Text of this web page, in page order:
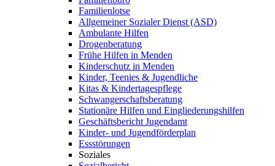
Familienlotse
Allgemeiner Sozialer Dienst (ASD)
Ambulante Hilfen
Drogenberatung
Frühe Hilfen in Menden
Kinderschutz in Menden
Kinder, Teenies & Jugendliche
Kitas & Kindertagespflege
Schwangerschaftsberatung
Stationäre Hilfen und Eingliederungshilfen
Geschäftsbericht Jugendamt
Kinder- und Jugendförderplan
Essstörungen
Soziales